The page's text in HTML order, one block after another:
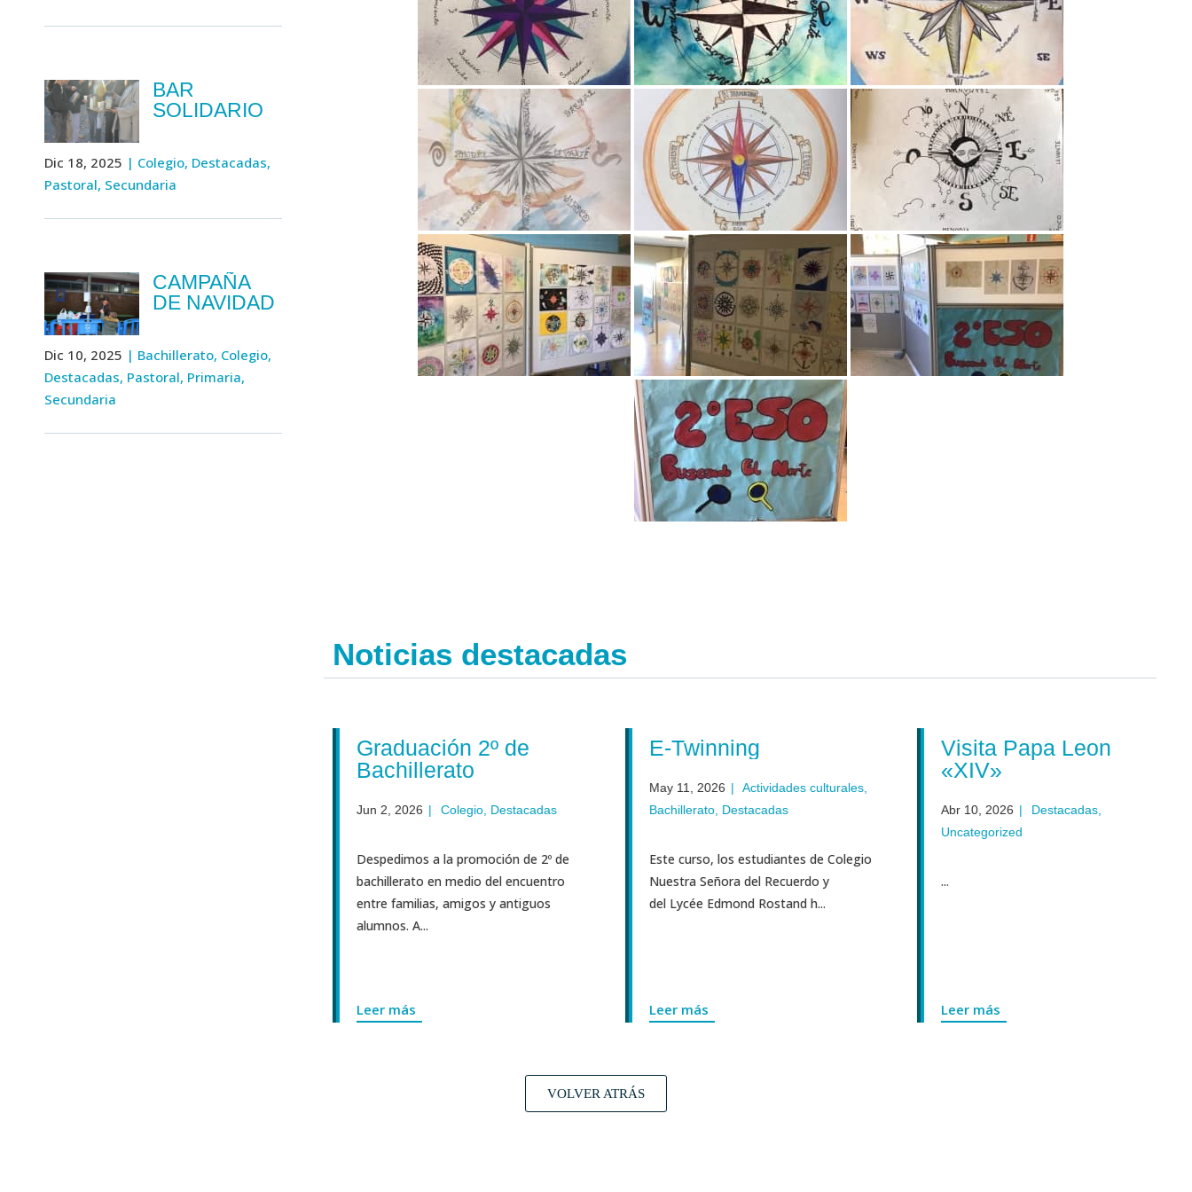
BAR
SOLIDARIO
Dic 18, 2025 | Colegio, Destacadas,
Pastoral, Secundaria
CAMPAÑA
DE NAVIDAD
Dic 10, 2025 | Bachillerato, Colegio,
Destacadas, Pastoral, Primaria,
Secundaria
Noticias destacadas
Graduación 2º de
Bachillerato
Jun 2, 2026 | Colegio,Destacadas
Despedimos a la promoción de 2º de
bachillerato en medio del encuentro
entre familias, amigos y antiguos
alumnos. A...
Leer más
E-Twinning
May 11, 2026 | Actividades culturales,
Bachillerato,Destacadas
Este curso, los estudiantes de Colegio
Nuestra Señora del Recuerdo y
del Lycée Edmond Rostand h...
Leer más
Visita Papa Leon
«XIV»
Abr 10, 2026 | Destacadas,
Uncategorized
Leer más
VOLVER ATRÁS